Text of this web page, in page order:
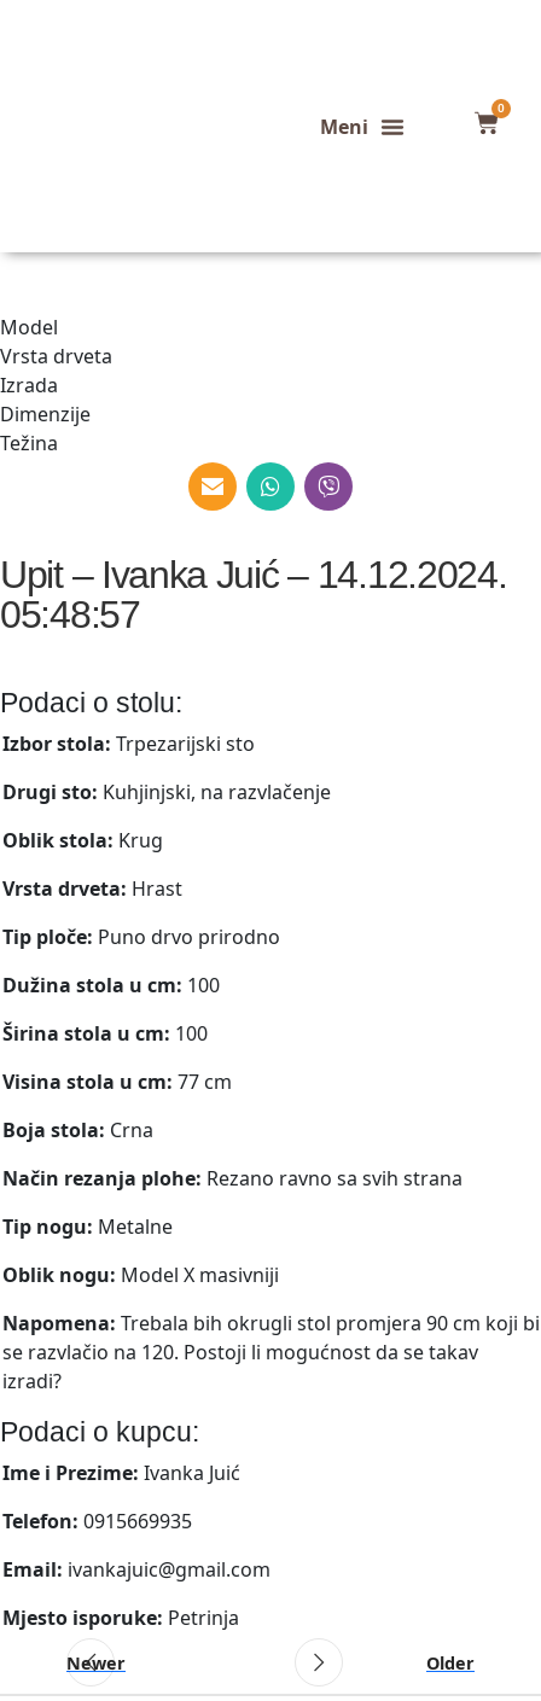
0
Model
Vrsta drveta
Izrada
Dimenzije
Težina
Upit – Ivanka Juić – 14.12.2024.
05:48:57
Podaci o stolu:
Izbor stola: Trpezarijski sto
Drugi sto: Kuhjinjski, na razvlačenje
Oblik stola: Krug
Vrsta drveta: Hrast
Tip ploče: Puno drvo prirodno
Dužina stola u cm: 100
Širina stola u cm: 100
Visina stola u cm: 77 cm
Boja stola: Crna
Način rezanja plohe: Rezano ravno sa svih strana
Tip nogu: Metalne
Oblik nogu: Model X masivniji
Napomena: Trebala bih okrugli stol promjera 90 cm koji bi
se razvlačio na 120. Postoji li mogućnost da se takav
izradi?
Podaci o kupcu:
Ime i Prezime: Ivanka Juić
Telefon: 0915669935
Email: ivankajuic@gmail.com
Mjesto isporuke: Petrinja
Newer Older